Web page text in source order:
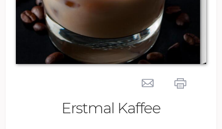
Erstmal Kaffee